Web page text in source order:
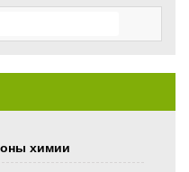
химии